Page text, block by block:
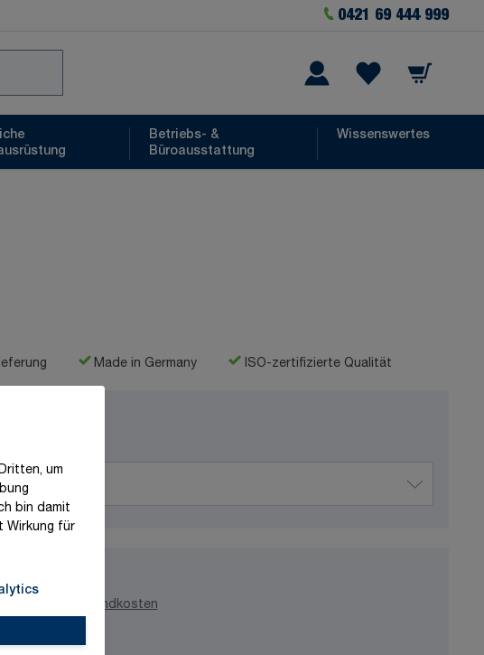
um
bin damit
Wirkung für
0421 69 444 999
Warenkorb
Betriebs- &
Büroausstattung
Wissenswertes
Made in Germany ISO-zertifizierte Qualität
wählen
Versandkosten
in 1-2 Tage